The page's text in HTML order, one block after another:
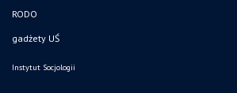
RODO
gadżety UŚ
Instytut Socjologii